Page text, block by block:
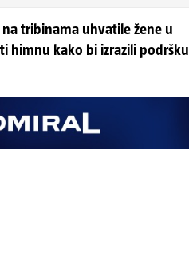
tribinama uhvatile žene u
himnu kako bi izrazili podršku